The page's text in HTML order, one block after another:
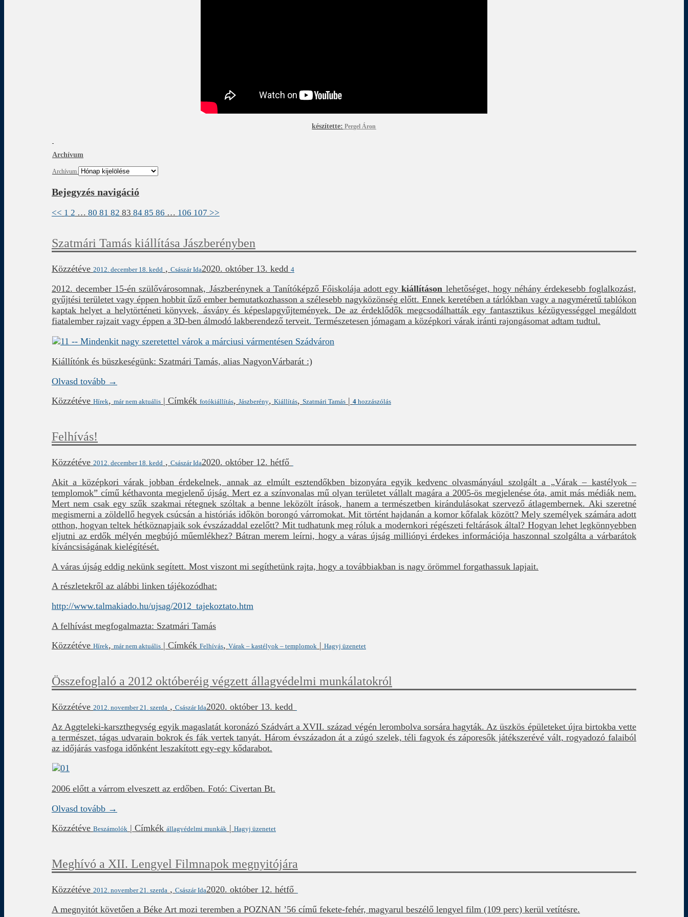
készítette: Pergel Áron
Archívum
Archívum
Bejegyzés navigáció
<< 1 2 … 80 81 82 83 84 85 86 … 106 107 >>
Szatmári Tamás kiállítása Jászberényben
Közzétéve 2012. december 18. kedd , Császár Ida2020. október 13. kedd 4
2012. december 15-én szülővárosomnak, Jászberénynek a Tanítóképző Főiskolája adott egykiállításon lehetőséget, hogy néhány érdekesebb foglalkozást,
gyűjtési területet vagy éppen hobbit űző ember bemutatkozhasson a szélesebb nagyközönség előtt. Ennek keretében a tárlókban vagy a nagyméretű tablókon
kaptak helyet a helytörténeti könyvek, ásvány és képeslapgyűjtemények. De az érdeklődők megcsodálhatták egy fantasztikus kézügyességgel megáldott
fiatalember rajzait vagy éppen a 3D-ben álmodó lakberendező terveit. Természetesen jómagam a középkori várak iránti rajongásomat adtam tudtul.
Kiállítónk és büszkeségünk: Szatmári Tamás, alias NagyonVárbarát :)
Olvasd tovább →
Közzétéve Hírek, már nem aktuális| Címkék fotókiállítás, Jászberény, Kiállítás, Szatmári Tamás| 4hozzászólás
Felhívás!
Közzétéve 2012. december 18. kedd , Császár Ida2020. október 12. hétfő
Akit a középkori várak jobban érdekelnek, annak az elmúlt esztendőkben bizonyára egyik kedvenc olvasmányául szolgált a „Várak – kastélyok –
templomok” című kéthavonta megjelenő újság. Mert ez a színvonalas mű olyan területet vállalt magára a 2005-ös megjelenése óta, amit más médiák nem.
Mert nem csak egy szűk szakmai rétegnek szóltak a benne leközölt írások, hanem a természetben kirándulásokat szervező átlagembernek. Aki szeretné
megismerni a zöldellő hegyek csúcsán a históriás időkön borongó várromokat. Mit történt hajdanán a komor kőfalak között? Mely személyek számára adott
otthon, hogyan teltek hétköznapjaik sok évszázaddal ezelőtt? Mit tudhatunk meg róluk a modernkori régészeti feltárások által? Hogyan lehet legkönnyebben
eljutni az erdők mélyén megbújó műemlékhez? Bátran merem leírni, hogy a váras újság milliónyi érdekes információja haszonnal szolgálta a várbarátok
kíváncsiságának kielégítését.
A váras újság eddig nekünk segített. Most viszont mi segíthetünk rajta, hogy a továbbiakban is nagy örömmel forgathassuk lapjait.
A részletekről az alábbi linken tájékozódhat:
http://www.talmakiado.hu/ujsag/2012_tajekoztato.htm
A felhívást megfogalmazta: Szatmári Tamás
Közzétéve Hírek, már nem aktuális| Címkék Felhívás, Várak – kastélyok – templomok| Hagyj üzenetet
Összefoglaló a 2012 októberéig végzett állagvédelmi munkálatokról
Közzétéve 2012. november 21. szerda , Császár Ida2020. október 13. kedd
Az Aggteleki-karszthegység egyik magaslatát koronázó Szádvárt a XVII. század végén lerombolva sorsára hagyták. Az üszkös épületeket újra birtokba vette
a természet, tágas udvarain bokrok és fák vertek tanyát. Három évszázadon át a zúgó szelek, téli fagyok és záporesők játékszerévé vált, rogyadozó falaiból
az időjárás vasfoga időnként leszakított egy-egy kődarabot.
2006 előtt a várrom elveszett az erdőben. Fotó: Civertan Bt.
Olvasd tovább →
Közzétéve Beszámolók| Címkék állagvédelmi munkák| Hagyj üzenetet
Meghívó a XII. Lengyel Filmnapok megnyitójára
Közzétéve 2012. november 21. szerda , Császár Ida2020. október 12. hétfő
A megnyitót követően a Béke Art mozi teremben a POZNAN ’56 című fekete-fehér, magyarul beszélő lengyel film (109 perc) kerül vetítésre.